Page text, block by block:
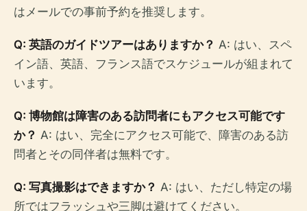
はメールでの事前予約を推奨します。
Q: 英語のガイドツアーはありますか？ A: はい、スペ
イン語、英語、フランス語でスケジュールが組まれて
います。
Q: 博物館は障害のある訪問者にもアクセス可能です
か？ A: はい、完全にアクセス可能で、障害のある訪
問者とその同伴者は無料です。
Q: 写真撮影はできますか？ A: はい、ただし特定の場
所ではフラッシュや三脚は避けてください。